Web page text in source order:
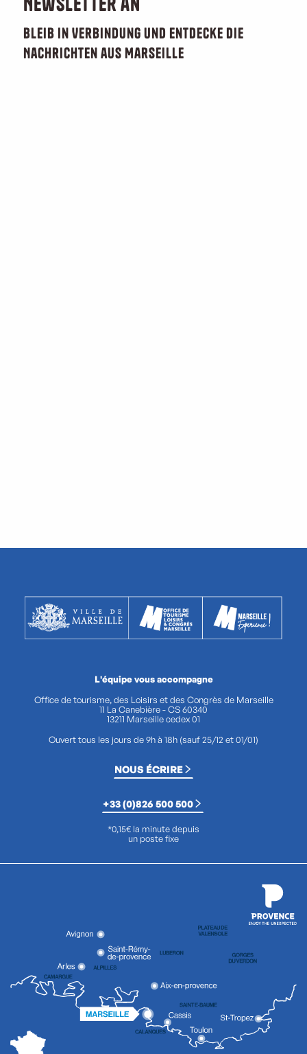
Bleib in Verbindung und entdecke die
Nachrichten aus Marseille
L'équipe vous accompagne
Office de tourisme, des Loisirs et des Congrès de Marseille
11 La Canebière - CS 60340
13211 Marseille cedex 01
Ouvert tous les jours de 9h à 18h (sauf 25/12 et 01/01)
NOUS ÉCRIRE
+33 (0)826 500 500
*0,15€ la minute depuis
un poste fixe